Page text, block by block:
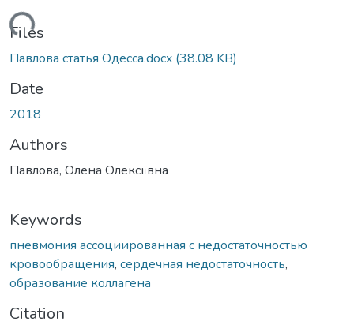
Files
Павлова статья Одесса.docx (38.08 KB)
Date
2018
Authors
Павлова, Олена Олексіївна
Keywords
пневмония ассоциированная с недостаточностью
кровообращения, сердечная недостаточность,
образование коллагена
Citation